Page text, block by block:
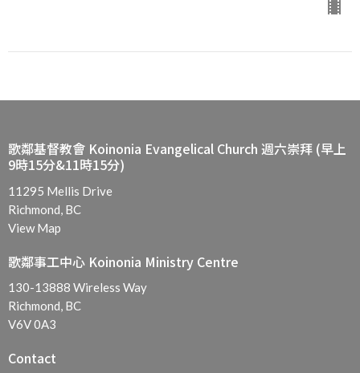
歌鄰基督教會 Koinonia Evangelical Church 週六崇拜 (早上
9時15分&11時15分)
11295 Mellis Drive
Richmond, BC
View Map
歌鄰事工中心 Koinonia Ministry Centre
130-13888 Wireless Way
Richmond, BC
V6V 0A3
Contact